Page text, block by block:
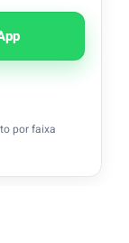
por faixa